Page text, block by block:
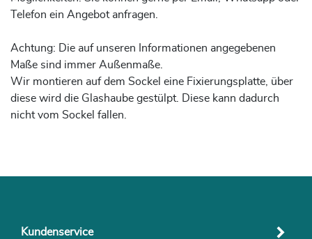
Telefon ein Angebot anfragen.
Achtung: Die auf unseren Informationen angegebenen
Maße sind immer Außenmaße.
Wir montieren auf dem Sockel eine Fixierungsplatte, über
diese wird die Glashaube gestülpt. Diese kann dadurch
nicht vom Sockel fallen.
Kundenservice